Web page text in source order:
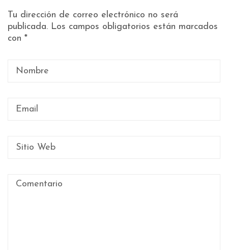
Tu dirección de correo electrónico no será
publicada. Los campos obligatorios están marcados
con *